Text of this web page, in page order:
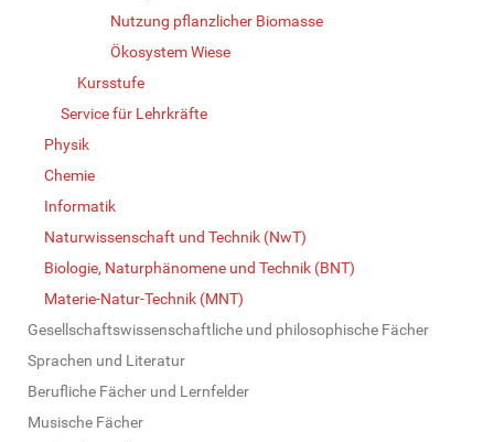
Nutzung pflanzlicher Biomasse
Ökosystem Wiese
Kursstufe
Service für Lehrkräfte
Physik
Chemie
Informatik
Naturwissenschaft und Technik (NwT)
Biologie, Naturphänomene und Technik (BNT)
Materie-Natur-Technik (MNT)
Gesellschaftswissenschaftliche und philosophische Fächer
Sprachen und Literatur
Berufliche Fächer und Lernfelder
Musische Fächer